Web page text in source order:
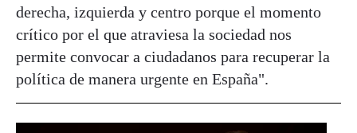
derecha, izquierda y centro porque el momento
crítico por el que atraviesa la sociedad nos
permite convocar a ciudadanos para recuperar la
política de manera urgente en España".